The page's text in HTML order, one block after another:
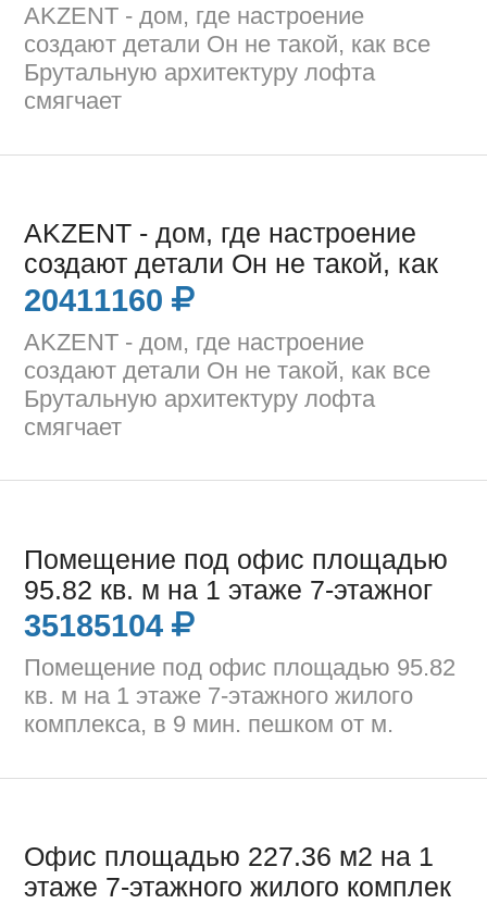
AKZENT - дом, где настроение
создают детали Он не такой, как все
Брутальную архитектуру лофта
смягчает
AKZENT - дом, где настроение
создают детали Он не такой, как
20411160
AKZENT - дом, где настроение
создают детали Он не такой, как все
Брутальную архитектуру лофта
смягчает
Помещение под офис площадью
95.82 кв. м на 1 этаже 7-этажног
35185104
Помещение под офис площадью 95.82
кв. м на 1 этаже 7-этажного жилого
комплекса, в 9 мин. пешком от м.
Офис площадью 227.36 м2 на 1
этаже 7-этажного жилого комплек